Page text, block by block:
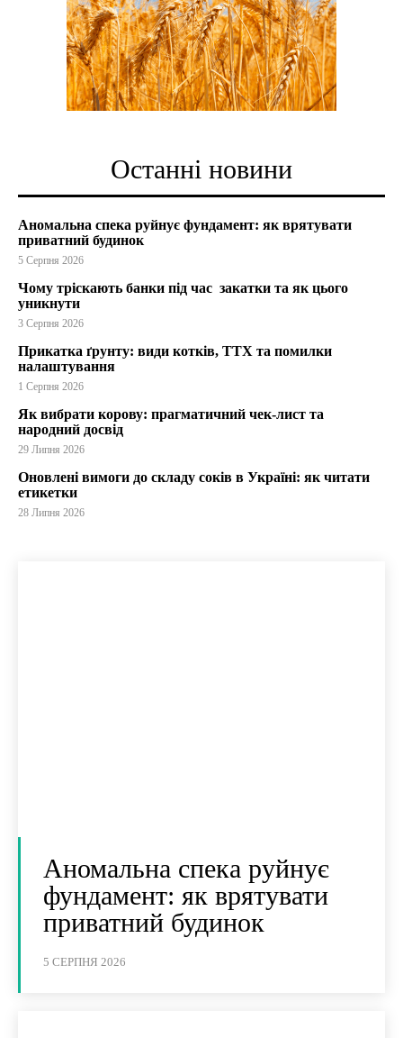
Останні новини
Аномальна спека руйнує фундамент: як врятувати
приватний будинок
5 Серпня 2026
Чому тріскають банки під час закатки та як цього
уникнути
3 Серпня 2026
Прикатка ґрунту: види котків, ТТХ та помилки
налаштування
1 Серпня 2026
Як вибрати корову: прагматичний чек-лист та
народний досвід
29 Липня 2026
Оновлені вимоги до складу соків в Україні: як читати
етикетки
28 Липня 2026
Аномальна спека руйнує
фундамент: як врятувати
приватний будинок
5 СЕРПНЯ 2026